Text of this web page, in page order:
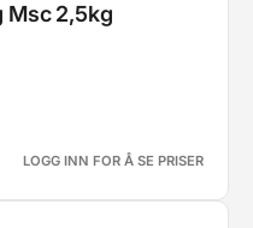
Msc 2,5kg
LOGG INN FOR Å SE PRISER